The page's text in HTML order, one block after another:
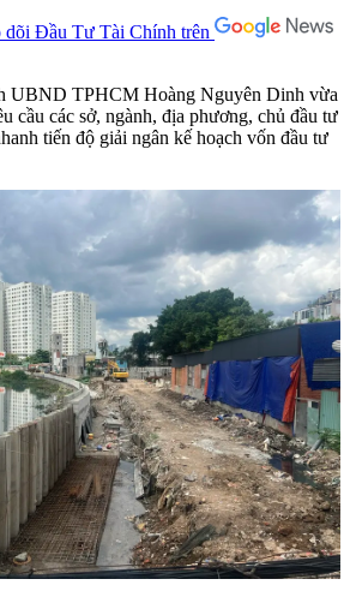
dõi Đầu Tư Tài Chính trên
UBND TPHCM Hoàng Nguyên Dinh vừa
cầu các sở, ngành, địa phương, chủ đầu tư
tiến độ giải ngân kế hoạch vốn đầu tư